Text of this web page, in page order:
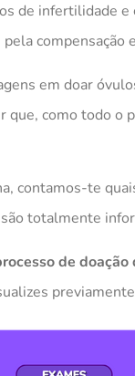
de infertilidade
compensação
em doar
que, como todo o
contamos-te
totalmente
de doação